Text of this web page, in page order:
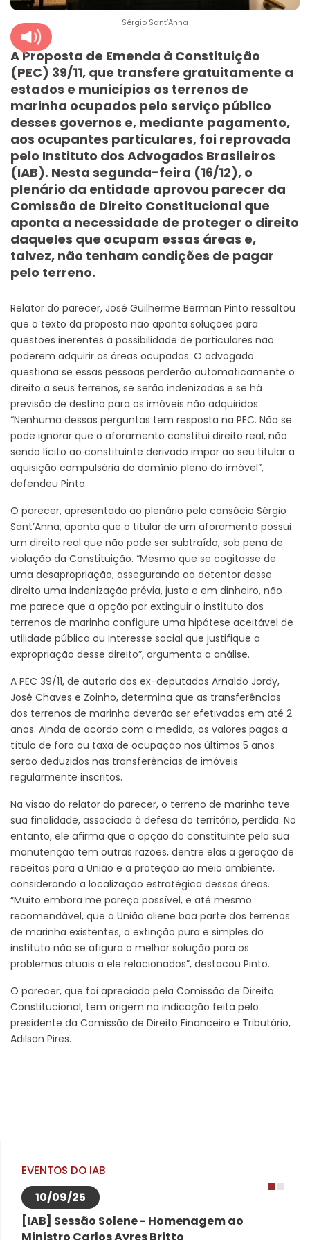
Sérgio Sant’Anna
A Proposta de Emenda à Constituição
(PEC) 39/11, que transfere gratuitamente a
estados e municípios os terrenos de
marinha ocupados pelo serviço público
desses governos e, mediante pagamento,
aos ocupantes particulares, foi reprovada
pelo Instituto dos Advogados Brasileiros
(IAB). Nesta segunda-feira (16/12), o
plenário da entidade aprovou parecer da
Comissão de Direito Constitucional que
aponta a necessidade de proteger o direito
daqueles que ocupam essas áreas e,
talvez, não tenham condições de pagar
pelo terreno.
Relator do parecer, José Guilherme Berman Pinto ressaltou
que o texto da proposta não aponta soluções para
questões inerentes à possibilidade de particulares não
poderem adquirir as áreas ocupadas. O advogado
questiona se essas pessoas perderão automaticamente o
direito a seus terrenos, se serão indenizadas e se há
previsão de destino para os imóveis não adquiridos.
“Nenhuma dessas perguntas tem resposta na PEC. Não se
pode ignorar que o aforamento constitui direito real, não
sendo lícito ao constituinte derivado impor ao seu titular a
aquisição compulsória do domínio pleno do imóvel”,
defendeu Pinto.
O parecer, apresentado ao plenário pelo consócio Sérgio
Sant’Anna, aponta que o titular de um aforamento possui
um direito real que não pode ser subtraído, sob pena de
violação da Constituição. “Mesmo que se cogitasse de
uma desapropriação, assegurando ao detentor desse
direito uma indenização prévia, justa e em dinheiro, não
me parece que a opção por extinguir o instituto dos
terrenos de marinha configure uma hipótese aceitável de
utilidade pública ou interesse social que justifique a
expropriação desse direito”, argumenta a análise.
A PEC 39/11, de autoria dos ex-deputados Arnaldo Jordy,
José Chaves e Zoinho, determina que as transferências
dos terrenos de marinha deverão ser efetivadas em até 2
anos. Ainda de acordo com a medida, os valores pagos a
título de foro ou taxa de ocupação nos últimos 5 anos
serão deduzidos nas transferências de imóveis
regularmente inscritos.
Na visão do relator do parecer, o terreno de marinha teve
sua finalidade, associada à defesa do território, perdida. No
entanto, ele afirma que a opção do constituinte pela sua
manutenção tem outras razões, dentre elas a geração de
receitas para a União e a proteção ao meio ambiente,
considerando a localização estratégica dessas áreas.
“Muito embora me pareça possível, e até mesmo
recomendável, que a União aliene boa parte dos terrenos
de marinha existentes, a extinção pura e simples do
instituto não se afigura a melhor solução para os
problemas atuais a ele relacionados”, destacou Pinto.
O parecer, que foi apreciado pela Comissão de Direito
Constitucional, tem origem na indicação feita pelo
presidente da Comissão de Direito Financeiro e Tributário,
Adilson Pires.
EVENTOS DO IAB
10/09/25
[IAB] Sessão Solene - Homenagem ao
Ministro Carlos Ayres Britto